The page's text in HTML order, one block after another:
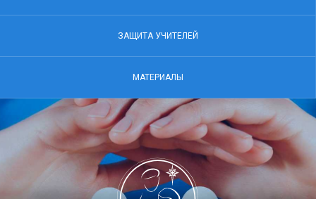
ЗАЩИТА УЧИТЕЛЕЙ
МАТЕРИАЛЫ